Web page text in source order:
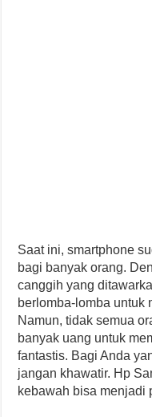
Saat ini, smartphone
bagi banyak orang.
canggih yang
berlomba-lomba untuk
Namun, tidak semua
banyak uang untuk
fantastis. Bagi Anda
jangan khawatir. Hp
kebawah bisa menjadi